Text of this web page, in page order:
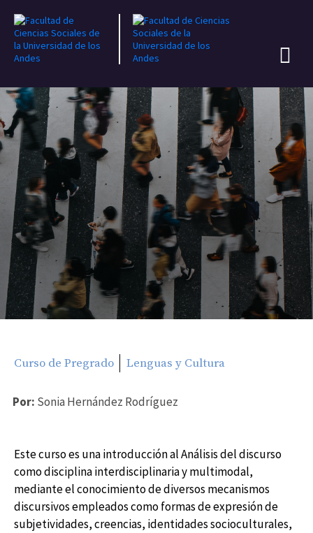
Curso de Pregrado Lenguas y Cultura
Por: Sonia Hernández Rodríguez
Este curso es una introducción al Análisis del discurso
como disciplina interdisciplinaria y multimodal,
mediante el conocimiento de diversos mecanismos
discursivos empleados como formas de expresión de
subjetividades, creencias, identidades socioculturales,